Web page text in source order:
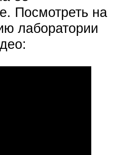
Посмотреть на
лаборатории